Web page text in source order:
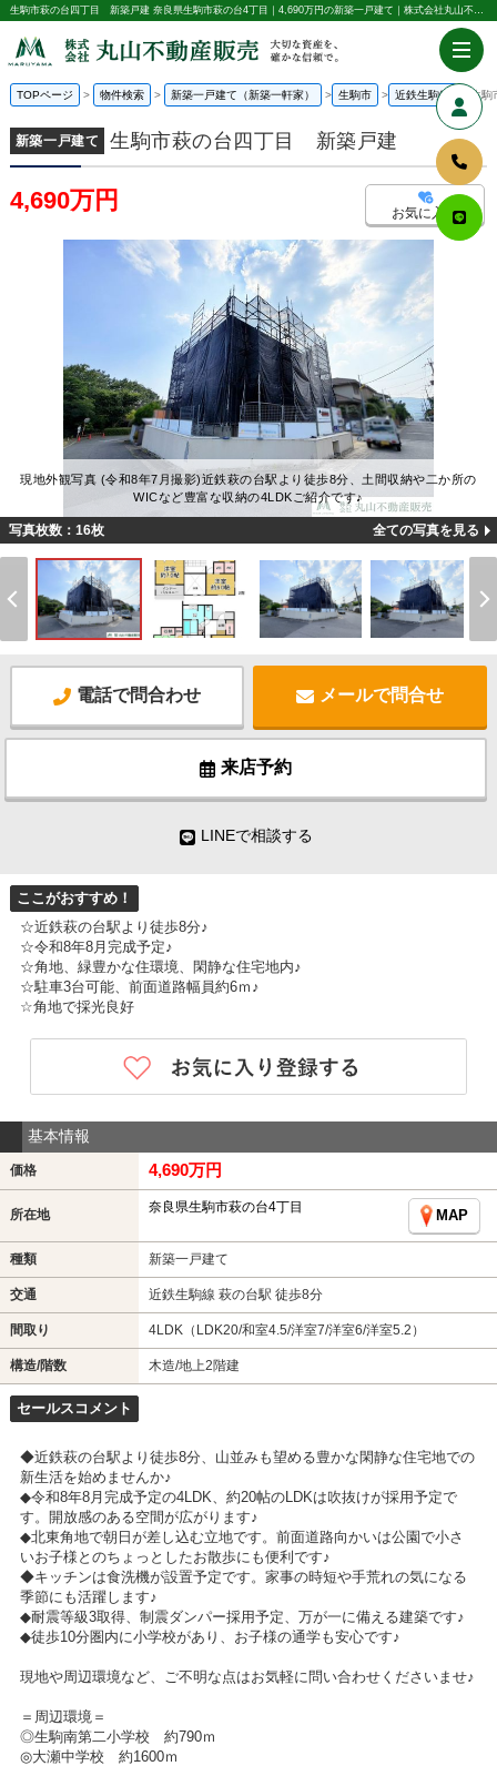
生駒市萩の台四丁目 新築戸建 奈良県生駒市萩の台4丁目｜4,690万円の新築一戸建て｜株式会社丸山不動産販売
TOPページ 物件検索 新築一戸建て（新築一軒家） 生駒市 近鉄生駒線 生
新築一戸建て 生駒市萩の台四丁目 新築戸建
4,690万円 お気に入り
現地外観写真 (令和8年7月撮影)近鉄萩の台駅より徒歩8分、土間収納や二か所の
WICなど豊富な収納の4LDKご紹介です♪
写真枚数：16枚 全ての写真を見る
電話で問合わせ メールで問合せ
来店予約
LINEで相談する
ここがおすすめ！
☆近鉄萩の台駅より徒歩8分♪
☆令和8年8月完成予定♪
☆角地、緑豊かな住環境、閑静な住宅地内♪
☆駐車3台可能、前面道路幅員約6ｍ♪
☆角地で採光良好
基本情報
価格 4,690万円
所在地 奈良県生駒市萩の台4丁目
MAP
種類 新築一戸建て
交通 近鉄生駒線 萩の台駅 徒歩8分
間取り 4LDK（LDK20/和室4.5/洋室7/洋室6/洋室5.2）
構造/階数 木造/地上2階建
セールスコメント
◆近鉄萩の台駅より徒歩8分、山並みも望める豊かな閑静な住宅地での
新生活を始めませんか♪
◆令和8年8月完成予定の4LDK、約20帖のLDKは吹抜けが採用予定で
す。開放感のある空間が広がります♪
◆北東角地で朝日が差し込む立地です。前面道路向かいは公園で小さ
いお子様とのちょっとしたお散歩にも便利です♪
◆キッチンは食洗機が設置予定です。家事の時短や手荒れの気になる
季節にも活躍します♪
◆耐震等級3取得、制震ダンパー採用予定、万が一に備える建築です♪
◆徒歩10分圏内に小学校があり、お子様の通学も安心です♪
現地や周辺環境など、ご不明な点はお気軽に問い合わせくださいませ♪
＝周辺環境＝
◎生駒南第二小学校 約790ｍ
◎大瀬中学校 約1600ｍ